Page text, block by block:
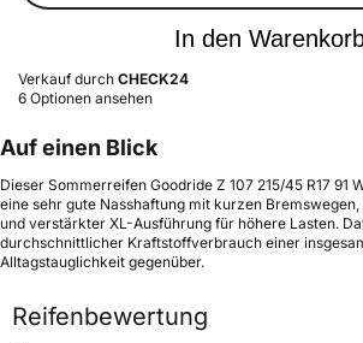
In den
Verkauf durch CHECK24
6 Optionen ansehen
Auf einen Blick
Dieser Sommerreifen Goodride Z 107 215/45 R17 91
eine sehr gute Nasshaftung mit kurzen
und verstärkter XL-Ausführung für höhere Lasten.
durchschnittlicher Kraftstoffverbrauch einer
Alltagstauglichkeit gegenüber.
Reifenbewertung